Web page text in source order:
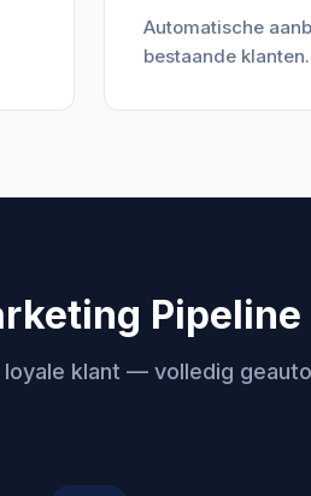
Automatische
bestaande klanten.
Pipeline
klant — volledig